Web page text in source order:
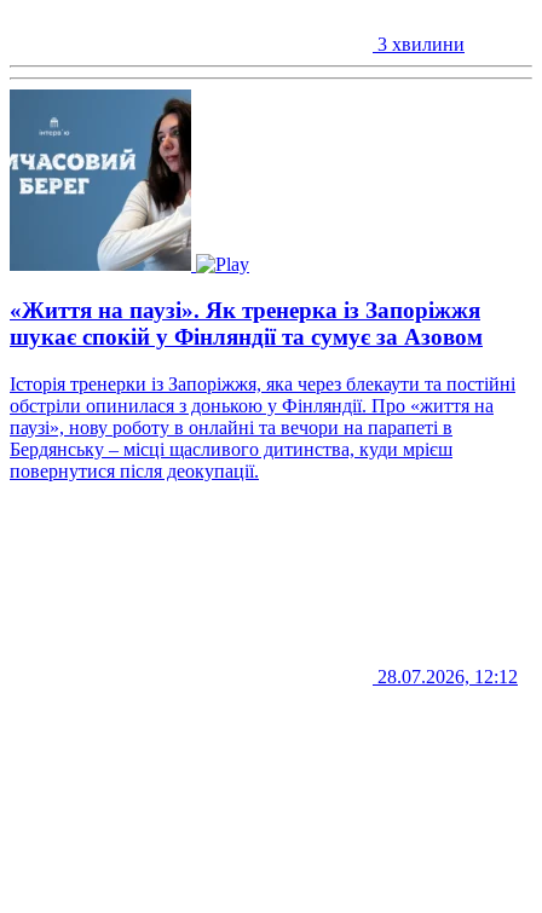
3 хвилини
«Життя на паузі». Як тренерка із Запоріжжя
шукає спокій у Фінляндії та сумує за Азовом
Історія тренерки із Запоріжжя, яка через блекаути та постійні
обстріли опинилася з донькою у Фінляндії. Про «життя на
паузі», нову роботу в онлайні та вечори на парапеті в
Бердянську – місці щасливого дитинства, куди мрієш
повернутися після деокупації.
28.07.2026, 12:12